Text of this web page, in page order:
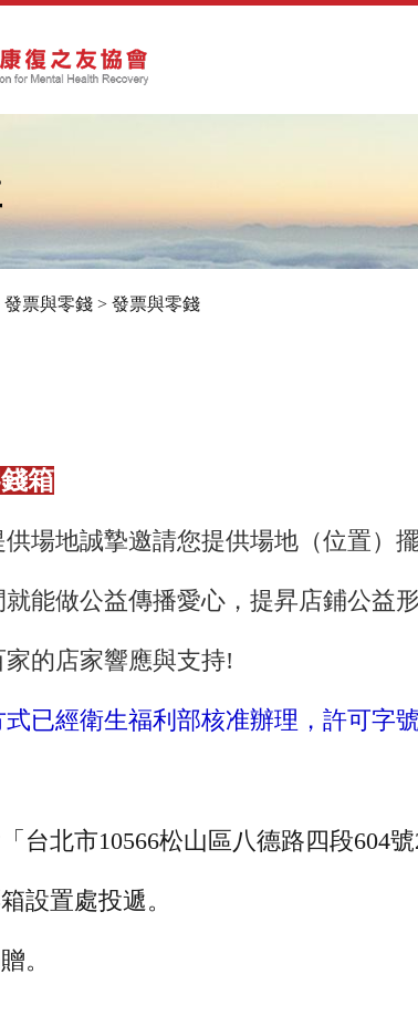
發票與零錢 > 發票與零錢
箱
場地誠摯邀請您提供場地（位置）
能做公益傳播愛心，提昇店鋪公益
的店家響應與支持!
已經衛生福利部核准辦理，許可字
台北市10566松山區八德路四段604
設置處投遞。
。